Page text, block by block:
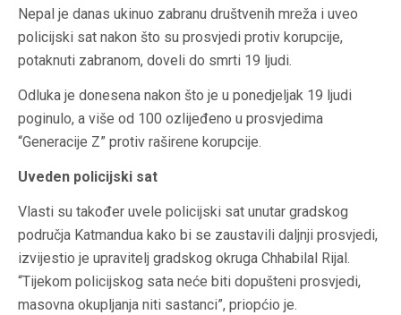
Nepal je danas ukinuo zabranu društvenih mreža i uveo
policijski sat nakon što su prosvjedi protiv korupcije,
potaknuti zabranom, doveli do smrti 19 ljudi.
Odluka je donesena nakon što je u ponedjeljak 19 ljudi
poginulo, a više od 100 ozlijeđeno u prosvjedima
“Generacije Z” protiv raširene korupcije.
Uveden policijski sat
Vlasti su također uvele policijski sat unutar gradskog
područja Katmandua kako bi se zaustavili daljnji prosvjedi,
izvijestio je upravitelj gradskog okruga Chhabilal Rijal.
“Tijekom policijskog sata neće biti dopušteni prosvjedi,
masovna okupljanja niti sastanci”, priopćio je.